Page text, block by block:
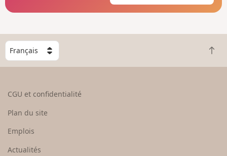
C
h
o
e
u
R
e
CGU et confidentialité
Plan du site
Emplois
Actualités